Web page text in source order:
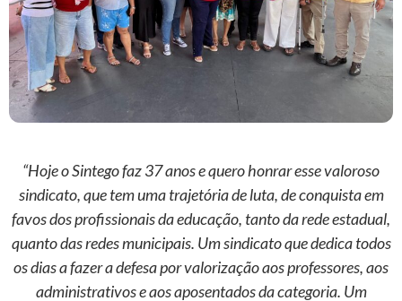
“Hoje o Sintego faz 37 anos e quero honrar esse valoroso
sindicato, que tem uma trajetória de luta, de conquista em
favos dos profissionais da educação, tanto da rede estadual,
quanto das redes municipais. Um sindicato que dedica todos
os dias a fazer a defesa por valorização aos professores, aos
administrativos e aos aposentados da categoria. Um